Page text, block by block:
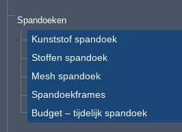
Spandoeken
Kunststof spandoek
Stoffen spandoek
Mesh spandoek
Spandoekframes
Budget – tijdelijk spandoek